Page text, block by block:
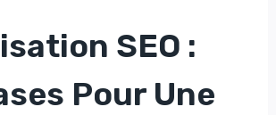
SEO :
Pour Une